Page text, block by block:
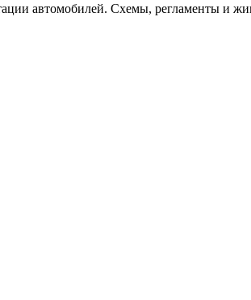
автомобилей. Схемы, регламенты и